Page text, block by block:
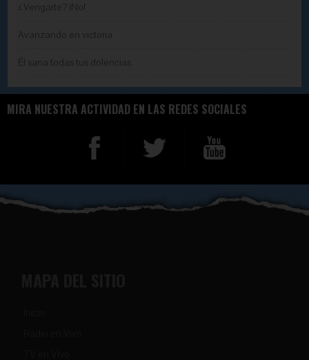
¿Vengarte? ¡No!
Avanzando en victoria
Él sana todas tus dolencias
MIRA NUESTRA ACTIVIDAD EN LAS REDES SOCIALES